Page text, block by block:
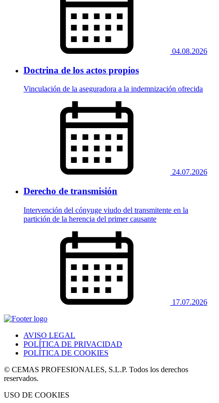
04.08.2026
Doctrina de los actos propios
Vinculación de la aseguradora a la indemnización ofrecida
24.07.2026
Derecho de transmisión
Intervención del cónyuge viudo del transmitente en la
partición de la herencia del primer causante
17.07.2026
AVISO LEGAL
POLÍTICA DE PRIVACIDAD
POLÍTICA DE COOKIES
© CEMAS PROFESIONALES, S.L.P. Todos los derechos
reservados.
USO DE COOKIES